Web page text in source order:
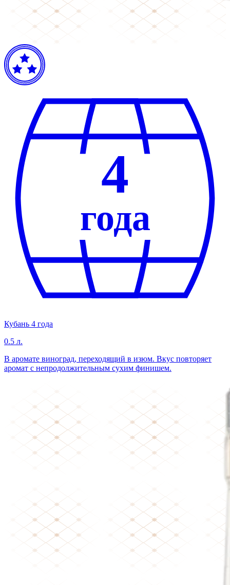
4
года
Кубань 4 года
0.5 л.
В аромате виноград, переходящий в изюм. Вкус повторяет
аромат с непродолжительным сухим финишем.